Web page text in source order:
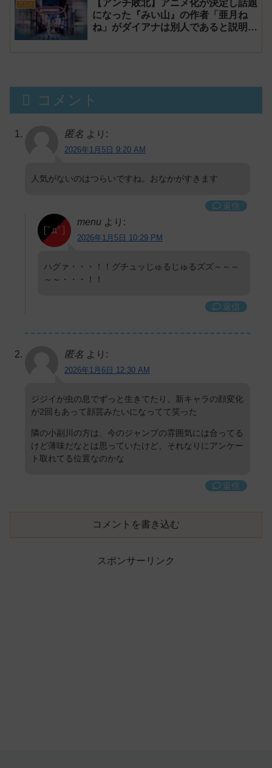
アニメ
【アンチ敗北】アニメ化が決定し話題
になった『みい山』の作者「亜月ね
ね」がダイアナは別人であると説明し
コメント
匿名 より:
2026年1月5日 9:20 AM
人気がないのはつらいですね。おなかがすきます
返信
menu より:
2026年1月5日 10:29 PM
ハグァ・・・！！グチュッじゅるじゅるズズ～～～
～～・・・！！
返信
匿名 より:
2026年1月6日 12:30 AM
ジジイが虫の息でずっと生きてたり、新キャラの顔変化
が2回もあって顔芸みたいになってて笑った
隣の小副川の方は、今のジャンプの雰囲気には合ってる
けど薄味だなとは思っていたけど、それなりにアンケー
ト取れてる位置なのかな
返信
コメントを書き込む
スポンサーリンク